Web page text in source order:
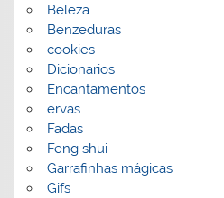
Beleza
Benzeduras
cookies
Dicionarios
Encantamentos
ervas
Fadas
Feng shui
Garrafinhas mágicas
Gifs